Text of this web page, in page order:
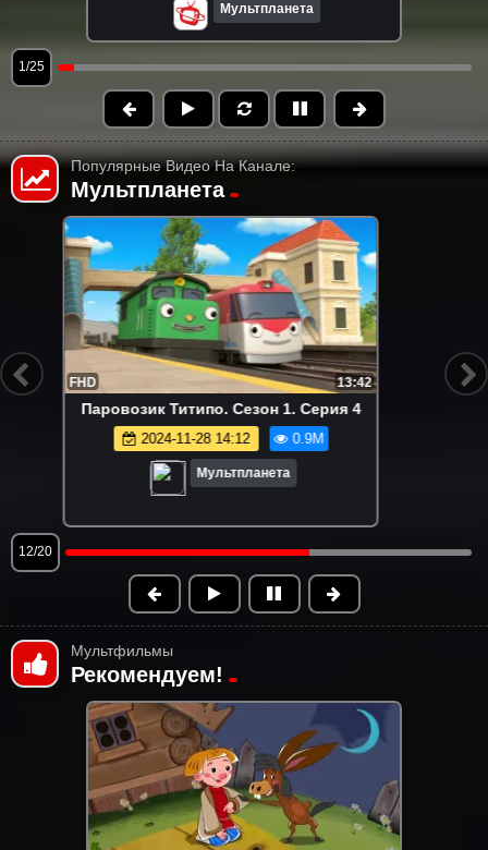
Мультпланета
1/25
Популярные Видео На Канале:
Мультпланета
FHD 7:42
Пингвиненок Пороро. Сезон 1. Серия 1
2024-12-17 12:21 0.9M
Мультпланета
13/20
Мультфильмы
Рекомендуем!